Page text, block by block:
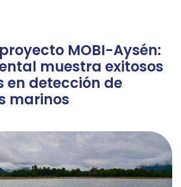
MOBI-Aysén:
muestra exitosos
en detección de
marinos